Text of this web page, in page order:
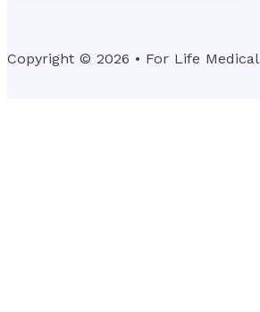
Copyright © 2026 • For Life Medical